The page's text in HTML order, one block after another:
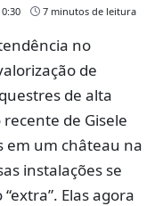
7 minutos de leitura
no
de
de alta
de Gisele
em um château na
instalações se
Elas agora